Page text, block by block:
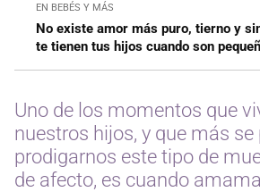
EN BEBÉS Y MÁS
No existe amor más puro, tierno y
te tienen tus hijos cuando son
Uno de los momentos que
nuestros hijos, y que más se
prodigarnos este tipo de
de afecto, es cuando